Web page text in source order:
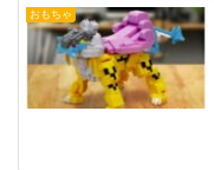
おもちゃ